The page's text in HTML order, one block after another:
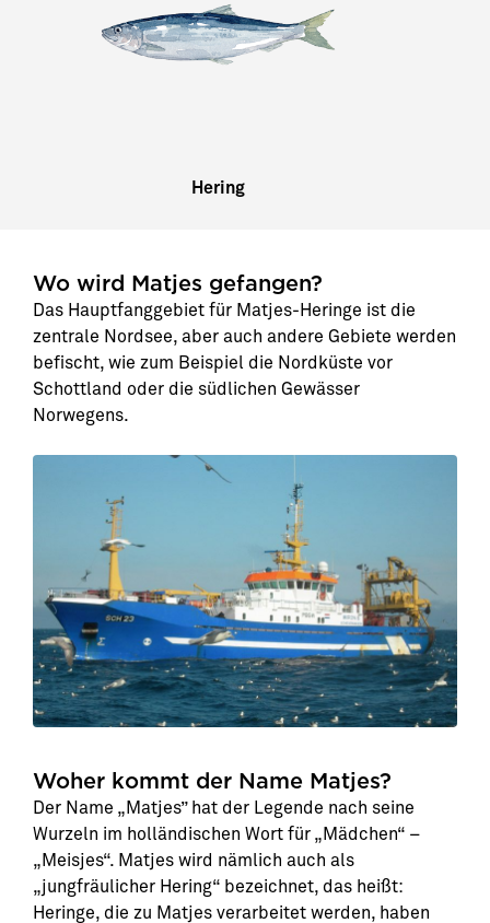
Hering
Wo wird Matjes gefangen?
Das Hauptfanggebiet für Matjes-Heringe ist die
zentrale Nordsee, aber auch andere Gebiete werden
befischt, wie zum Beispiel die Nordküste vor
Schottland oder die südlichen Gewässer
Norwegens.
Woher kommt der Name Matjes?
Der Name „Matjes” hat der Legende nach seine
Wurzeln im holländischen Wort für „Mädchen“ –
„Meisjes“. Matjes wird nämlich auch als
„jungfräulicher Hering“ bezeichnet, das heißt:
Heringe, die zu Matjes verarbeitet werden, haben